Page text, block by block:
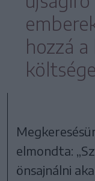
hozzá
elmondta:
önsajnálni